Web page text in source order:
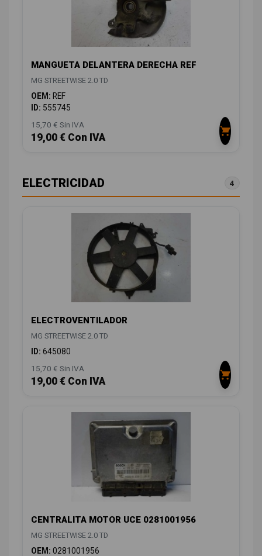
MANGUETA DELANTERA DERECHA REF
MG STREETWISE 2.0 TD
OEM: REF
ID: 555745
15,70 € Sin IVA
19,00 € Con IVA
ELECTRICIDAD 4
ELECTROVENTILADOR
MG STREETWISE 2.0 TD
ID: 645080
15,70 € Sin IVA
19,00 € Con IVA
CENTRALITA MOTOR UCE 0281001956
MG STREETWISE 2.0 TD
OEM: 0281001956